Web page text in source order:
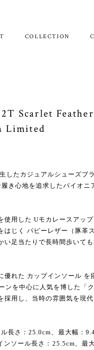
COLLECTION
Scarlet
Limited
したカジュアルシューズブ
き心地を追求したパイオニ
用した Uモカレースアップ
じく パピーレザー（豚革
い足当たりで長時間歩いて
優れた カップインソール を
ンを中心に人気を博した「
用し、当時の雰囲気を現代
長さ：25.0cm、最大幅：
ソール長さ：25.5cm、最